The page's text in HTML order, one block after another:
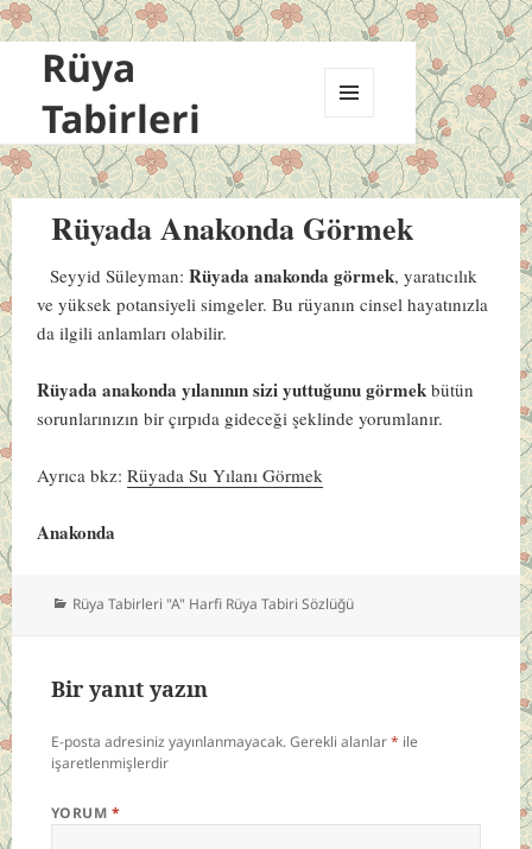
Rüya
Tabirleri
VE
BILEŞENLER
Rüyada Anakonda Görmek
Seyyid Süleyman:Rüyada anakonda görmek, yaratıcılık
ve yüksek potansiyeli simgeler. Bu rüyanın cinsel hayatınızla
da ilgili anlamları olabilir.
Rüyada anakonda yılanının sizi yuttuğunu görmek bütün
sorunlarınızın bir çırpıda gideceği şeklinde yorumlanır.
Ayrıca bkz:Rüyada Su Yılanı Görmek
Anakonda
Kategoriler
Rüya Tabirleri "A" Harfi Rüya Tabiri Sözlüğü
Bir yanıt yazın
E-posta adresiniz yayınlanmayacak.Gerekli alanlar* ile
işaretlenmişlerdir
YORUM *